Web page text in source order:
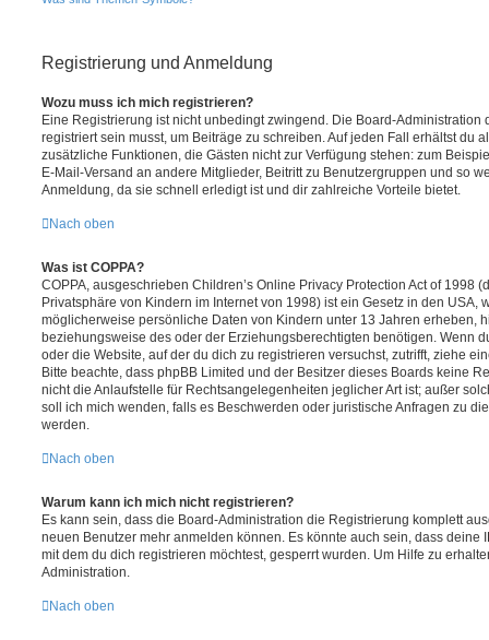
Registrierung und Anmeldung
Wozu muss ich mich registrieren?
Eine Registrierung ist nicht unbedingt zwingend. Die Board-Administration
registriert sein musst, um Beiträge zu schreiben. Auf jeden Fall erhältst du
zusätzliche Funktionen, die Gästen nicht zur Verfügung stehen: zum
E-Mail-Versand an andere Mitglieder, Beitritt zu Benutzergruppen und so
Anmeldung, da sie schnell erledigt ist und dir zahlreiche Vorteile bietet.
Nach oben
Was ist COPPA?
COPPA, ausgeschrieben Children’s Online Privacy Protection Act of 1998
Privatsphäre von Kindern im Internet von 1998) ist ein Gesetz in den USA,
möglicherweise persönliche Daten von Kindern unter 13 Jahren erheben,
beziehungsweise des oder der Erziehungsberechtigten benötigen. Wenn
oder die Website, auf der du dich zu registrieren versuchst, zutrifft, ziehe
Bitte beachte, dass phpBB Limited und der Besitzer dieses Boards keine
nicht die Anlaufstelle für Rechtsangelegenheiten jeglicher Art ist; außer
soll ich mich wenden, falls es Beschwerden oder juristische Anfragen zu
werden.
Nach oben
Warum kann ich mich nicht registrieren?
Es kann sein, dass die Board-Administration die Registrierung komplett
neuen Benutzer mehr anmelden können. Es könnte auch sein, dass deine
mit dem du dich registrieren möchtest, gesperrt wurden. Um Hilfe zu
Administration.
Nach oben